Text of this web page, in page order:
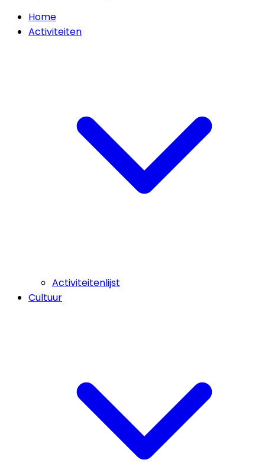
Home
Activiteiten
Activiteitenlijst
Cultuur